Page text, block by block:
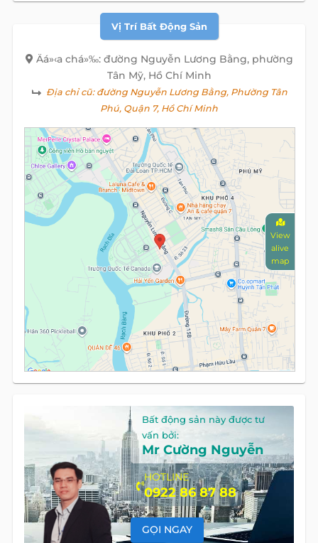
Vị Trí Bất Động Sản
Äá»‹a chá»‰: đường Nguyễn Lương Bằng, phường
Tân Mỹ, Hồ Chí Minh
Địa chỉ cũ:đường Nguyễn Lương Bằng, Phường Tân
Phú, Quận 7, Hồ Chí Minh
View
alive
map
Bất động sản này được tư
vấn bởi:
Mr Cường Nguyễn
HOTLINE
0922 86 87 88
GỌI NGAY